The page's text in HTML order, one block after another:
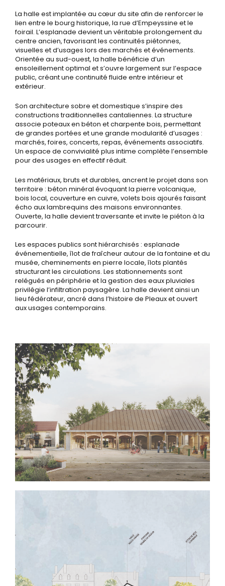
La halle est implantée au cœur du site afin de renforcer le
lien entre le bourg historique, la rue d’Empeyssine et le
foirail. L’esplanade devient un véritable prolongement du
centre ancien, favorisant les continuités piétonnes,
visuelles et d’usages lors des marchés et événements.
Orientée au sud-ouest, la halle bénéficie d’un
ensoleillement optimal et s’ouvre largement sur l’espace
public, créant une continuité fluide entre intérieur et
extérieur.
Son architecture sobre et domestique s’inspire des
constructions traditionnelles cantaliennes. La structure
associe poteaux en béton et charpente bois, permettant
de grandes portées et une grande modularité d’usages :
marchés, foires, concerts, repas, événements associatifs.
Un espace de convivialité plus intime complète l’ensemble
pour des usages en effectif réduit.
Les matériaux, bruts et durables, ancrent le projet dans son
territoire : béton minéral évoquant la pierre volcanique,
bois local, couverture en cuivre, volets bois ajourés faisant
écho aux lambrequins des maisons environnantes.
Ouverte, la halle devient traversante et invite le piéton à la
parcourir.
Les espaces publics sont hiérarchisés : esplanade
événementielle, îlot de fraîcheur autour de la fontaine et du
musée, cheminements en pierre locale, îlots plantés
structurant les circulations. Les stationnements sont
relégués en périphérie et la gestion des eaux pluviales
privilégie l’infiltration paysagère. La halle devient ainsi un
lieu fédérateur, ancré dans l’histoire de Pleaux et ouvert
aux usages contemporains.